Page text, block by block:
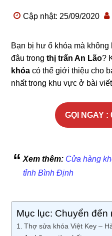
Cập nhật: 25/09/2020
Bạn bị hư ổ khóa mà
đâu trongthị trấn An Lão?
khóa có thể giới thiệu cho
nhất trong khu vực ở bài
GỌI NGAY :
Xem thêm: Cửa hàng
tỉnh Bình Định
Mục lục: Chuyển
Thợ sửa khóa Việt Key –